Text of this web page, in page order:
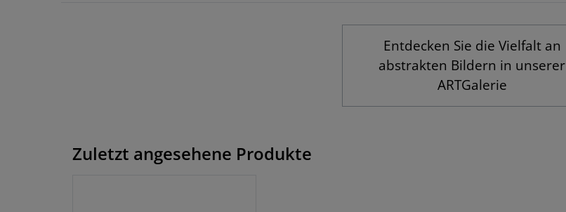
Entdecken Sie die Vielfalt an
abstrakten Bildern in unserer
ARTGalerie
Zuletzt angesehene Produkte